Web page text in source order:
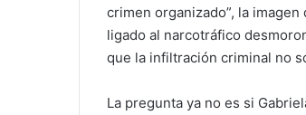
crimen organizado”, la
ligado al narcotráfico
que la infiltración criminal no
La pregunta ya no es si